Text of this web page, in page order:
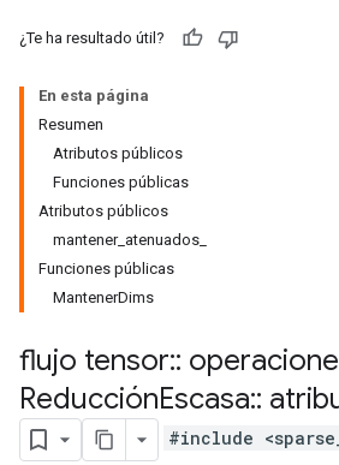
¿Te ha resultado útil?
En esta página
Resumen
Atributos públicos
Funciones públicas
Atributos públicos
mantener_atenuados_
Funciones públicas
MantenerDims
flujo tensor::
ReducciónEscasa::
#include